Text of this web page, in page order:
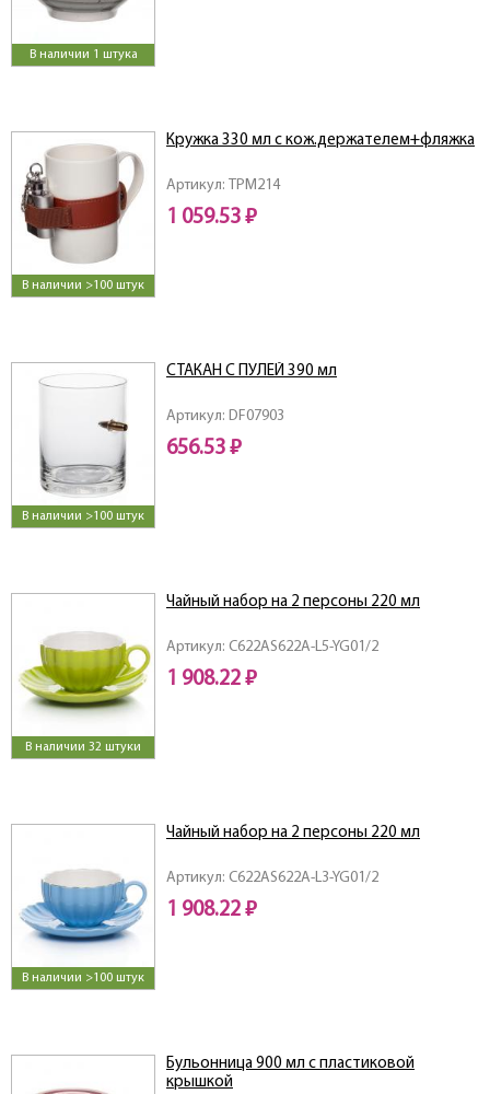
В наличии 1 штука
В наличии >100 штук
Артикул: TPM214
Кружка 330 мл с кож.держателем+фляжка
1 059.53 ₽
В наличии >100 штук
Артикул: DF07903
СТАКАН С ПУЛЕЙ 390 мл
656.53 ₽
В наличии 32 штуки
Артикул: C622AS622A-L5-YG01/2
Чайный набор на 2 персоны 220 мл
1 908.22 ₽
В наличии >100 штук
Артикул: C622AS622A-L3-YG01/2
Чайный набор на 2 персоны 220 мл
1 908.22 ₽
Бульонница 900 мл с пластиковой
крышкой